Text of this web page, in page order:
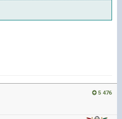
5 476